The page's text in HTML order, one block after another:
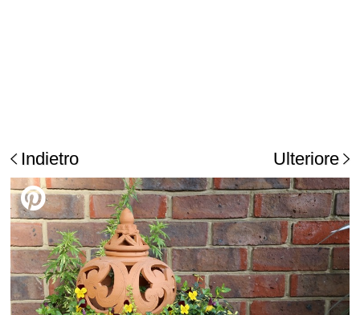
Indietro Ulteriore